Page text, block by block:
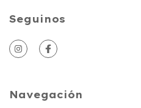
Seguinos
Navegación